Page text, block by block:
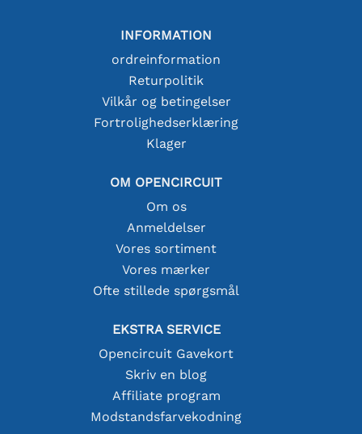
INFORMATION
ordreinformation
Returpolitik
Vilkår og betingelser
Fortrolighedserklæring
Klager
OM OPENCIRCUIT
Om os
Anmeldelser
Vores sortiment
Vores mærker
Ofte stillede spørgsmål
EKSTRA SERVICE
Opencircuit Gavekort
Skriv en blog
Affiliate program
Modstandsfarvekodning